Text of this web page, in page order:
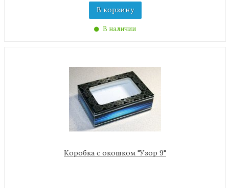
В корзину
В наличии
Коробка с окошком "Узор 9"